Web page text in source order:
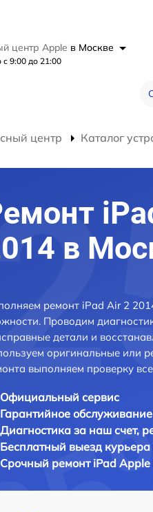
центр Apple в Москве
9:00 до 21:00
центр Каталог
в
ремонт iPad Air 2
Проводим
детали и
оригинальные или
выполняем проверку
Официальный сервис
Гарантийное обслуживание
Диагностика за наш счет,
Бесплатный выезд курьера
Срочный ремонт iPad